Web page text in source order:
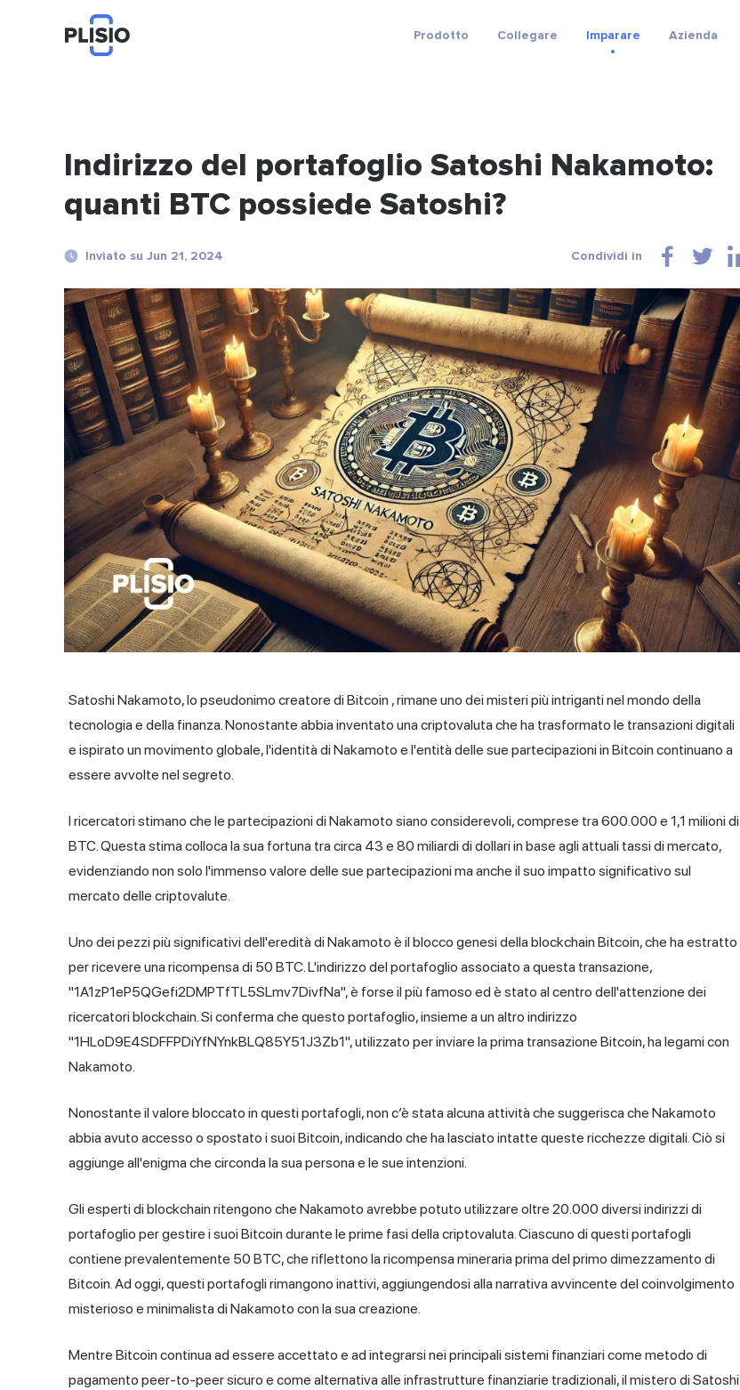
Prodotto Collegare Imparare Azienda
Indirizzo del portafoglio Satoshi Nakamoto:
quanti BTC possiede Satoshi?
Inviato su Jun 21, 2024 Condividi in
Satoshi Nakamoto, lo pseudonimo creatore diBitcoin , rimane uno dei misteri più intriganti nel mondo della
tecnologia e della finanza. Nonostante abbia inventato una criptovaluta che ha trasformato le transazioni digitali
e ispirato un movimento globale, l'identità di Nakamoto e l'entità delle sue partecipazioni in Bitcoin continuano a
essere avvolte nel segreto.
I ricercatori stimano che le partecipazioni di Nakamoto siano considerevoli, comprese tra 600.000 e 1,1 milioni di
BTC. Questa stima colloca la sua fortuna tra circa 43 e 80 miliardi di dollari in base agli attuali tassi di mercato,
evidenziando non solo l'immenso valore delle sue partecipazioni ma anche il suo impatto significativo sul
mercato delle criptovalute.
Uno dei pezzi più significativi dell'eredità di Nakamoto è ilblocco genesidella blockchain Bitcoin, che ha estratto
per ricevere una ricompensa di 50 BTC. L'indirizzo del portafoglio associato a questa transazione,
"1A1zP1eP5QGefi2DMPTfTL5SLmv7DivfNa", è forse il più famoso ed è stato al centro dell'attenzione dei
ricercatori blockchain. Si conferma che questo portafoglio, insieme a un altro indirizzo
"1HLoD9E4SDFFPDiYfNYnkBLQ85Y51J3Zb1", utilizzato per inviare la prima transazione Bitcoin, ha legami con
Nakamoto.
Nonostante il valore bloccato in questi portafogli, non c’è stata alcuna attività che suggerisca che Nakamoto
abbia avuto accesso o spostato i suoi Bitcoin, indicando che ha lasciato intatte queste ricchezze digitali. Ciò si
aggiunge all'enigma che circonda la sua persona e le sue intenzioni.
Gli esperti di blockchain ritengono che Nakamoto avrebbe potuto utilizzare oltre 20.000 diversi indirizzi di
portafoglio per gestire i suoi Bitcoin durante le prime fasi della criptovaluta. Ciascuno di questi portafogli
contiene prevalentemente 50 BTC, che riflettono la ricompensa mineraria prima del primo dimezzamento di
Bitcoin. Ad oggi, questi portafogli rimangono inattivi, aggiungendosi alla narrativa avvincente del coinvolgimento
misterioso e minimalista di Nakamoto con la sua creazione.
Mentre Bitcoin continua ad essere accettato e ad integrarsi nei principali sistemi finanziari come metodo di
pagamento peer-to-peer sicuro e come alternativa alle infrastrutture finanziarie tradizionali, il mistero di Satoshi